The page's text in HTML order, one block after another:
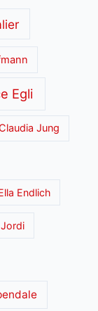
Egli
Jung
Endlich